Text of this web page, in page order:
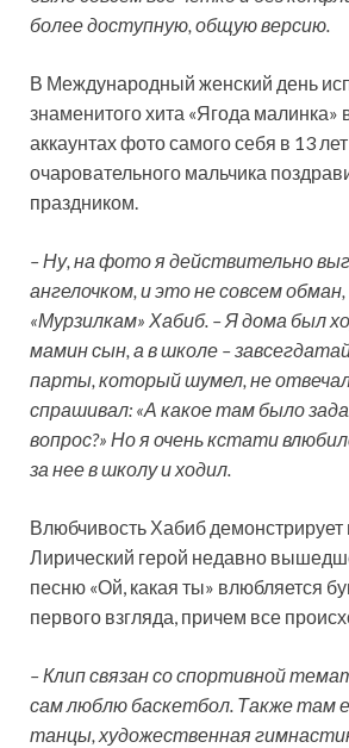
более доступную, общую версию.
В Международный женский день
знаменитого хита «Ягода
аккаунтах фото самого себя в 13
очаровательного мальчика
праздником.
– Ну, на фото я действительно
ангелочком, и это не совсем обман,
«Мурзилкам» Хабиб. – Я дома был
мамин сын, а в школе –
парты, который шумел, не
спрашивал: «А какое там было
вопрос?» Но я очень кстати
за нее в школу и ходил.
Влюбчивость Хабиб демонстрирует
Лирический герой недавно
песню «Ой, какая ты» влюбляется
первого взгляда, причем все
– Клип связан со спортивной
сам люблю баскетбол. Также там
танцы, художественная